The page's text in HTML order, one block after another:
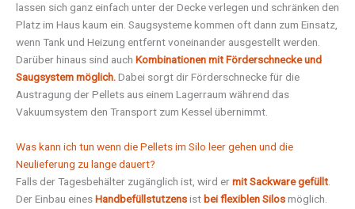
lassen sich ganz einfach unter der Decke verlegen und schränken den
Platz im Haus kaum ein. Saugsysteme kommen oft dann zum Einsatz,
wenn Tank und Heizung entfernt voneinander ausgestellt werden.
Darüber hinaus sind auch Kombinationen mit Förderschnecke und
Saugsystem möglich.Dabei sorgt dir Förderschnecke für die
Austragung der Pellets aus einem Lagerraum während das
Vakuumsystem den Transport zum Kessel übernimmt.
Was kann ich tun wenn die Pellets im Silo leer gehen und die
Neulieferung zu lange dauert?
Falls der Tagesbehälter zugänglich ist, wird ermit Sackware gefüllt.
Der Einbau einesHandbefüllstutzensist bei flexiblen Silosmöglich.